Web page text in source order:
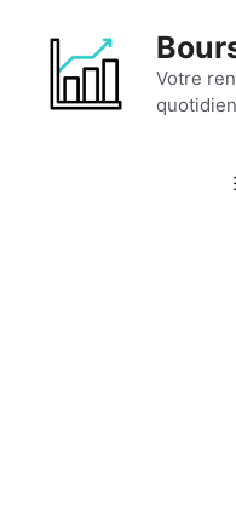
contenu
Votre